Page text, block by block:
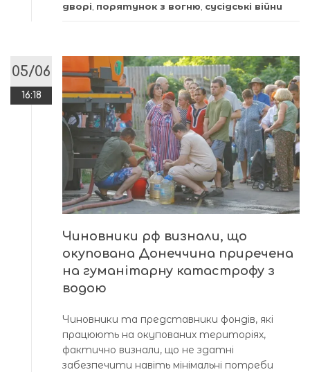
дворі, порятунок з вогню, сусідські війни
05/06
16:18
Чиновники рф визнали, що
окупована Донеччина приречена
на гуманітарну катастрофу з
водою
Чиновники та представники фондів, які
працюють на окупованих територіях,
фактично визнали, що не здатні
забезпечити навіть мінімальні потреби